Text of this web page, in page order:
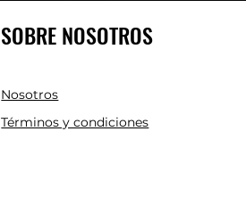
SOBRE NOSOTROS
Nosotros
Términos y condiciones